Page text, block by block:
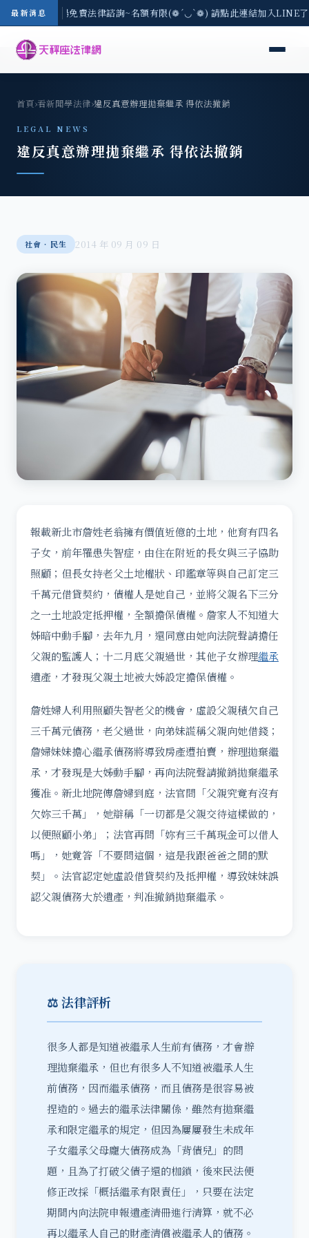
最新消息
-8/3(一) 現場免費法律諮詢~名額有限(❁´◡`❁) 請點此連結加入LINE
首頁›看新聞學法律›違反真意辦理拋棄繼承 得依法撤銷
LEGAL NEWS
違反真意辦理拋棄繼承 得依法撤銷
社會‧民生 2014 年 09 月 09 日
報載新北市詹姓老翁擁有價值近億的土地，他育有四名
子女，前年罹患失智症，由住在附近的長女與三子協助
照顧；但長女持老父土地權狀、印鑑章等與自己訂定三
千萬元借貸契約，債權人是她自己，並將父親名下三分
之一土地設定抵押權，全額擔保債權。詹家人不知道大
姊暗中動手腳，去年九月，還同意由她向法院聲請擔任
父親的監護人；十二月底父親過世，其他子女辦理繼承
遺產，才發現父親土地被大姊設定擔保債權。
詹姓婦人利用照顧失智老父的機會，虛設父親積欠自己
三千萬元債務，老父過世，向弟妹謊稱父親向她借錢；
詹婦妹妹擔心繼承債務將導致房產遭拍賣，辦理拋棄繼
承，才發現是大姊動手腳，再向法院聲請撤銷拋棄繼承
獲准。新北地院傳詹婦到庭，法官問「父親究竟有沒有
欠妳三千萬」，她辯稱「一切都是父親交待這樣做的，
以便照顧小弟」；法官再問「妳有三千萬現金可以借人
嗎」，她竟答「不要問這個，這是我跟爸爸之間的默
契」。法官認定她虛設借貸契約及抵押權，導致妹妹誤
認父親債務大於遺產，判准撤銷拋棄繼承。
⚖️ 法律評析
很多人都是知道被繼承人生前有債務，才會辦
理拋棄繼承 ，但也有很多人不知道被繼承人生
前債務，因而繼承債務，而且債務是很容易被
捏造的。過去的繼承法律關係，雖然有拋棄繼
承和限定繼承的規定，但因為屢屢發生未成年
子女繼承父母龐大債務成為「背債兒」的問
題，且為了打破父債子還的枷鎖，後來民法便
修正改採「概括繼承有限責任」，只要在法定
期間內向法院申報遺產清冊進行清算，就不必
再以繼承人自己的財產清償被繼承人的債務。